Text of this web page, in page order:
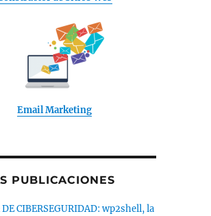
Email Marketing
PUBLICACIONES
DE CIBERSEGURIDAD: wp2shell, la